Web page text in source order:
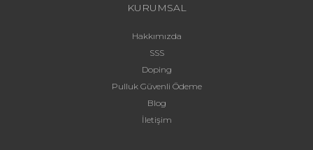
KURUMSAL
Hakkımızda
SSS
Doping
Pulluk Güvenli Ödeme
Blog
İletişim